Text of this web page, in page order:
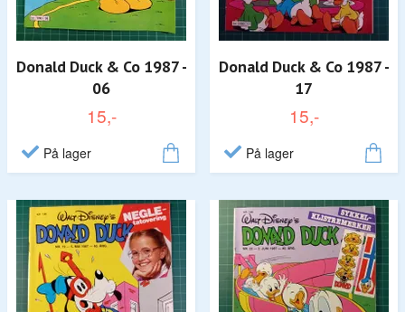
Donald Duck & Co 1987 -
06
15,-
På lager
Donald Duck & Co 1987 -
17
15,-
På lager